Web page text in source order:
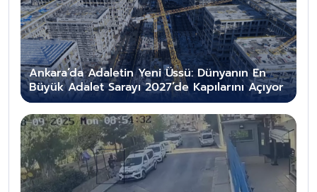
Ankara’da Adaletin Yeni Üssü: Dünyanın En
Büyük Adalet Sarayı 2027’de Kapılarını Açıyor